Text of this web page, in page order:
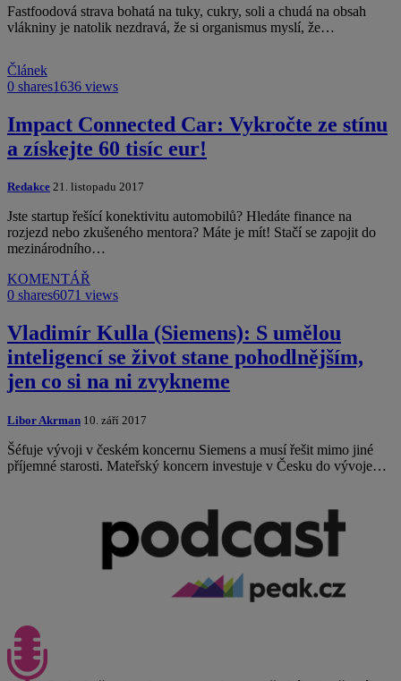
Fastfoodová strava bohatá na tuky, cukry, soli a chudá na obsah
vlákniny je natolik nezdravá, že si organismus myslí, že…
Článek
0 shares1636 views
Impact Connected Car: Vykročte ze stínu
a získejte 60 tisíc eur!
Redakce 21. listopadu 2017
Jste startup řešící konektivitu automobilů? Hledáte finance na
rozjezd nebo zkušeného mentora? Máte je mít! Stačí se zapojit do
mezinárodního…
KOMENTÁŘ
0 shares6071 views
Vladimír Kulla (Siemens): S umělou
inteligencí se život stane pohodlnějším,
jen co si na ni zvykneme
Libor Akrman 10. září 2017
Šéfuje vývoji v českém koncernu Siemens a musí řešit mimo jiné
příjemné starosti. Mateřský koncern investuje v Česku do vývoje…